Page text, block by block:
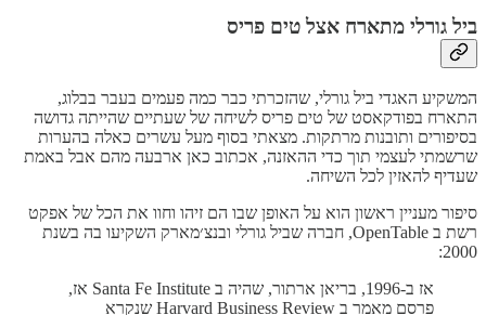
ביל גורלי מתארח אצל טים פריס
המשקיע האגדי ביל גורלי, שהזכרתי כבר כמה פעמים בעבר בבלוג,
התארח בפודקאסט של טים פריס לשיחה של שעתיים שהייתה גדושה
בסיפורים ותובנות מרתקות. מצאתי בסוף מעל עשרים כאלה בהערות
שרשמתי לעצמי תוך כדי ההאזנה, אכתוב כאן ארבעה מהם אבל באמת
שעדיף להאזין לכל השיחה.
סיפור מעניין ראשון הוא על האופן שבו הם זיהו וחוו את הכל של אפקט
רשת ב OpenTable, חברה שביל גורלי ובנצ׳מארק השקיעו בה בשנת
2000:
אז ב-1996, בריאן ארתור, שהיה ב Santa Fe Institute אז,
פרסם מאמר ב Harvard Business Review שנקרא